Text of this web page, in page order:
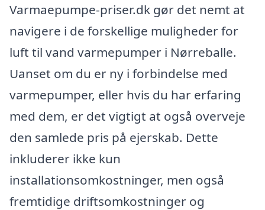
Varmaepumpe-priser.dk gør det nemt at
navigere i de forskellige muligheder for
luft til vand varmepumper i Nørreballe.
Uanset om du er ny i forbindelse med
varmepumper, eller hvis du har erfaring
med dem, er det vigtigt at også overveje
den samlede pris på ejerskab. Dette
inkluderer ikke kun
installationsomkostninger, men også
fremtidige driftsomkostninger og